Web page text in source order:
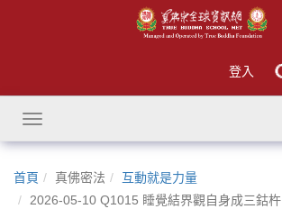
登入
Toggle
navigation
首頁 真佛密法
互動就是力量
2026-05-10 Q1015 睡覺結界觀自身成三鈷杵